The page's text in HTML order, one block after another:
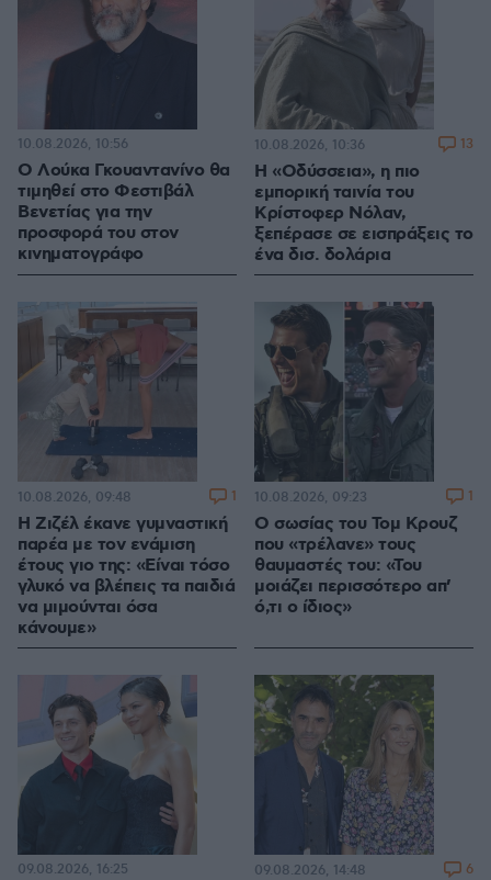
Ο Λούκα Γκουαντανίνο θα
τιμηθεί στο Φεστιβάλ
Βενετίας για την
προσφορά του στον
κινηματογράφο
10.08.2026, 10:56
Η «Οδύσσεια», η πιο
εμπορική ταινία του
Κρίστοφερ Νόλαν,
ξεπέρασε σε εισπράξεις το
ένα δισ. δολάρια
10.08.2026, 10:36 13
Η Ζιζέλ έκανε γυμναστική
παρέα με τον ενάμιση
έτους γιο της: «Είναι τόσο
γλυκό να βλέπεις τα παιδιά
να μιμούνται όσα
κάνουμε»
10.08.2026, 09:48 1
Ο σωσίας του Τομ Κρουζ
που «τρέλανε» τους
θαυμαστές του: «Του
μοιάζει περισσότερο απ’
ό,τι ο ίδιος»
10.08.2026, 09:23 1
09.08.2026, 16:25 09.08.2026, 14:48 6